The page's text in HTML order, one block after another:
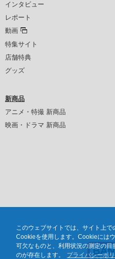
このウェブサイトでは、サイト上で
Cookieを使用します。Cookieには
可欠なものと、利用状況の測定の目
のが存在します。
プライバシーポ
インタビュー
レポート
動画
特集サイト
店舗特典
グッズ
新商品
アニメ・特撮 新商品
映画・ドラマ 新商品